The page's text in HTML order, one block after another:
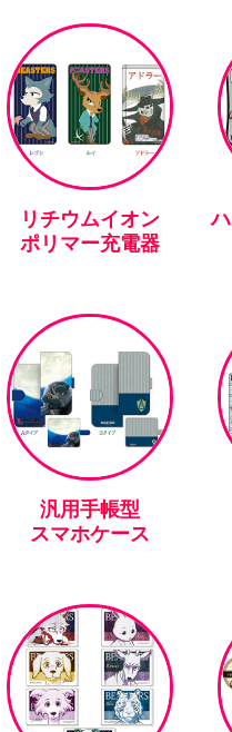
リチウムイオン
ポリマー充電器
汎用手帳型
スマホケース